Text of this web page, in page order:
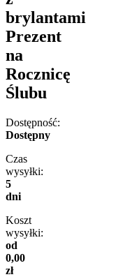
brylantami
Prezent
na
Rocznicę
Ślubu
Dostępność:
Dostępny
Czas
wysyłki:
5
dni
Koszt
wysyłki:
od
0,00
zł